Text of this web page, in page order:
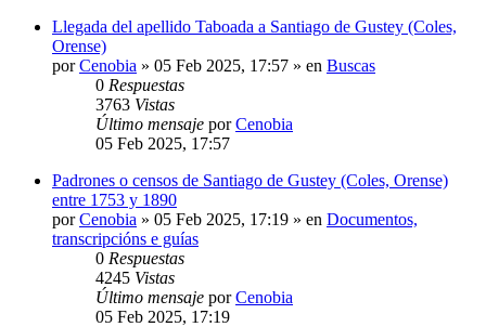
Llegada del apellido Taboada a Santiago de Gustey (Coles,
Orense)
porCenobia » 05 Feb 2025, 17:57 » en Buscas
0 Respuestas
3763 Vistas
Último mensaje porCenobia
05 Feb 2025, 17:57
Padrones o censos de Santiago de Gustey (Coles, Orense)
entre 1753 y 1890
porCenobia » 05 Feb 2025, 17:19 » en Documentos,
transcripcións e guías
0 Respuestas
4245 Vistas
Último mensaje porCenobia
05 Feb 2025, 17:19